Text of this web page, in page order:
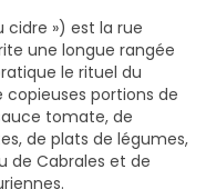
cidre ») est la rue
une longue rangée
le rituel du
portions de
tomate, de
de plats de légumes,
de Cabrales et de